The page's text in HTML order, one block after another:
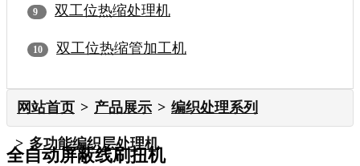
双工位热缩处理机
双工位热缩管加工机
网站首页 产品展示 编织处理系列
多功能编织层处理机
全自动屏蔽线刷扭机